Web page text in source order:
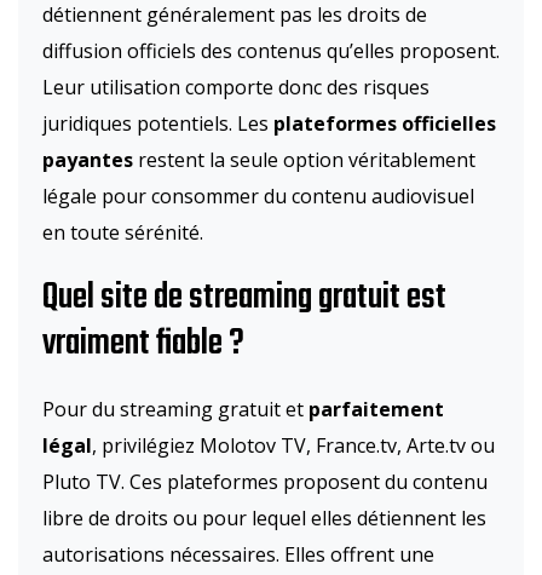
détiennent généralement pas les droits de
diffusion officiels des contenus qu’elles proposent.
Leur utilisation comporte donc des risques
juridiques potentiels. Les plateformes officielles
payantes restent la seule option véritablement
légale pour consommer du contenu audiovisuel
en toute sérénité.
Quel site de streaming gratuit est
vraiment fiable ?
Pour du streaming gratuit et parfaitement
légal, privilégiez Molotov TV, France.tv, Arte.tv ou
Pluto TV. Ces plateformes proposent du contenu
libre de droits ou pour lequel elles détiennent les
autorisations nécessaires. Elles offrent une